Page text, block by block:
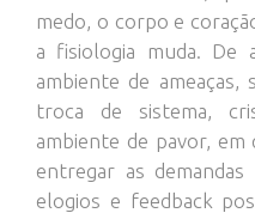
medo, o corpo e
a fisiologia muda. De
ambiente de
troca de sistema,
ambiente de pavor,
entregar as
elogios e feedback